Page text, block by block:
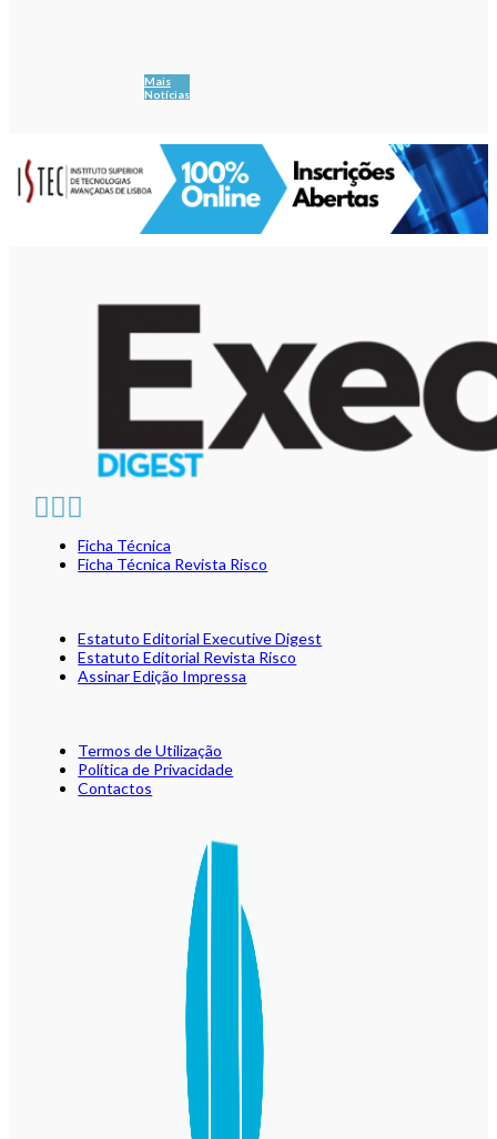
Mais
Notícias
Ficha Técnica
Ficha Técnica Revista Risco
Estatuto Editorial Executive Digest
Estatuto Editorial Revista Risco
Assinar Edição Impressa
Termos de Utilização
Política de Privacidade
Contactos